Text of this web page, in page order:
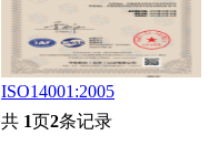
ISO14001:2005
共 1页2条记录